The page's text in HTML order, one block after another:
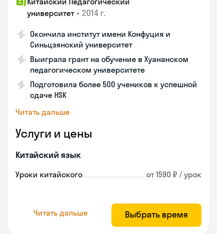
университет • 2014 г.
Окончила институт имени Конфуция и
Синьцзянский университет
Выиграла грант на обучение в Хуананском
педагогическом университете
Подготовила более 500 учеников к успешной
сдаче HSK
Читать дальше
Услуги и цены
Китайский язык
Уроки китайского от 1590 ₽ / урок
Читать дальше Выбрать время